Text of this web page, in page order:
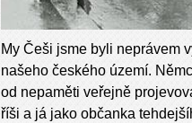
My Češi jsme byli neprávem
našeho českého území.
od nepaměti veřejně
říši a já jako občanka